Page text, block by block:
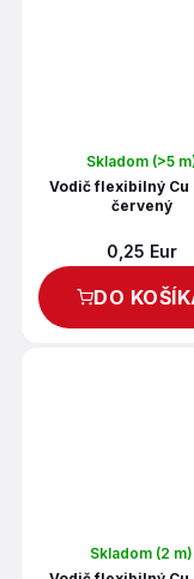
Skladom (>5
Vodič flexibilný Cu
červený
0,25 Eur
DO
Skladom (2 m)